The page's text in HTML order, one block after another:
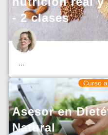
- 2 clases
...
Curso
Asesor en
Natural